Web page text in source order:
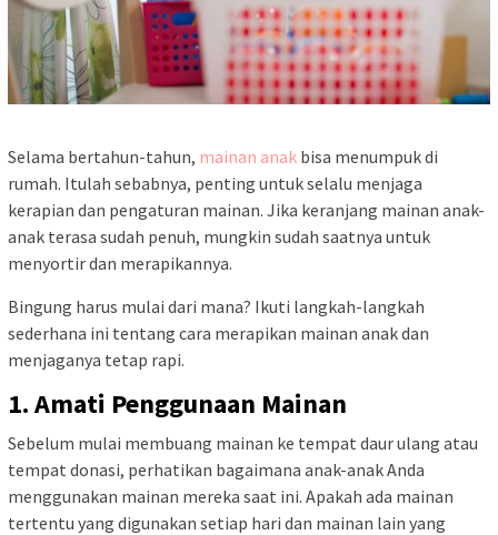
Selama bertahun-tahun, mainan anak bisa menumpuk di
rumah. Itulah sebabnya, penting untuk selalu menjaga
kerapian dan pengaturan mainan. Jika keranjang mainan anak-
anak terasa sudah penuh, mungkin sudah saatnya untuk
menyortir dan merapikannya.
Bingung harus mulai dari mana? Ikuti langkah-langkah
sederhana ini tentang cara merapikan mainan anak dan
menjaganya tetap rapi.
1. Amati Penggunaan Mainan
Sebelum mulai membuang mainan ke tempat daur ulang atau
tempat donasi, perhatikan bagaimana anak-anak Anda
menggunakan mainan mereka saat ini. Apakah ada mainan
tertentu yang digunakan setiap hari dan mainan lain yang